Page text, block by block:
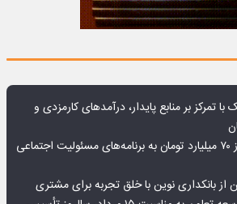
با تمرکز بر منابع پایدار، درآمدهای کارمزدی و
بانک مهر ایران بیش از ۷۰ میلیارد تومان به برنامه‌های مسئولیت اجتماعی
از بانکداری نوین با خلق تجربه برای مشتری